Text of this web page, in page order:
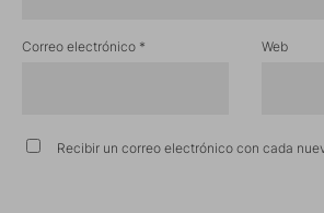
Correo electrónico * Web
Recibir un correo electrónico con cada